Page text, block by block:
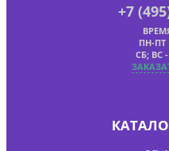
+7
ПН-ПТ
СБ; ВС